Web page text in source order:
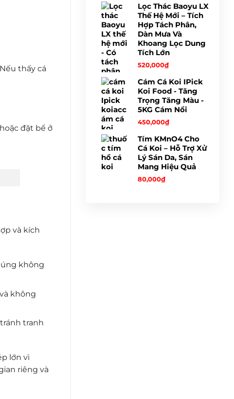
thấy cá
đặt bể ở
và kích
không
không
tranh
lớn vì
riêng và
Lọc Thác Baoyu LX
Thế Hệ Mới – Tích
Hợp Tách Phân,
Dàn Mưa Và
Khoang Lọc Dung
Tích Lớn
520,000₫
Cám Cá Koi IPick
Koi Food - Tăng
Trọng Tăng Màu -
5KG Cám Nổi
450,000₫
Tím KMnO4 Cho
Cá Koi – Hỗ Trợ Xử
Lý Sán Da, Sán
Mang Hiệu Quả
80,000₫